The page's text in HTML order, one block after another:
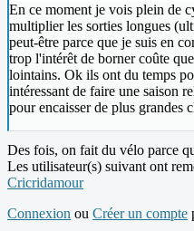
En ce moment je vois plein de
multiplier les sorties longues
peut-être parce que je suis en
trop l'intérêt de borner coûte
lointains. Ok ils ont du temps
intéressant de faire une saison
pour encaisser de plus grandes
Des fois, on fait du vélo parce
Les utilisateur(s) suivant ont
Cricridamour
Connexion ou Créer un compte